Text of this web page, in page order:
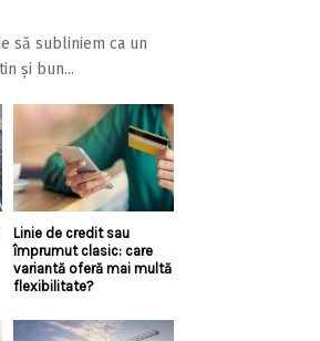
să subliniem ca un
și bun...
Linie de credit sau
împrumut clasic: care
variantă oferă mai multă
flexibilitate?